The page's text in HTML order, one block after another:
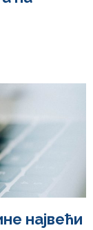
највећи